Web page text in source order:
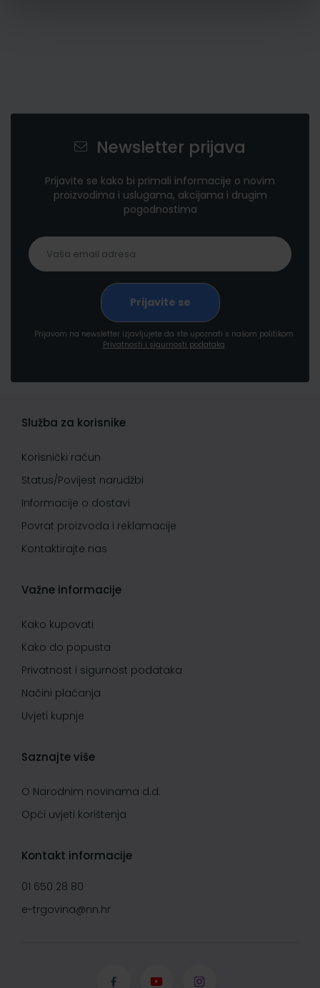
Newsletter prijava
Prijavite se kako bi primali informacije o novim
proizvodima i uslugama, akcijama i drugim
pogodnostima
Prijavom na newsletter izjavljujete da ste upoznati s našom politikom
Privatnosti i sigurnosti podataka
Služba za korisnike
Korisnički račun
Status/Povijest narudžbi
Informacije o dostavi
Povrat proizvoda i reklamacije
Kontaktirajte nas
Važne informacije
Kako kupovati
Kako do popusta
Privatnost i sigurnost podataka
Načini plaćanja
Uvjeti kupnje
Saznajte više
O Narodnim novinama d.d.
Opći uvjeti korištenja
Kontakt informacije
01 650 28 80
e-trgovina@nn.hr